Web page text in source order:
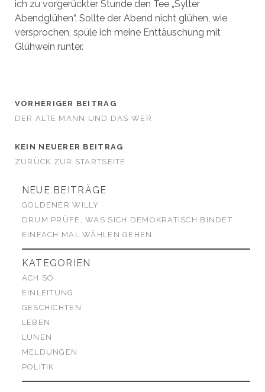
ich zu vorgerückter Stunde den Tee „Sylter
Abendglühen“. Sollte der Abend nicht glühen, wie
versprochen, spüle ich meine Enttäuschung mit
Glühwein runter.
VORHERIGER BEITRAG
DER ALTE MANN UND DAS WER
KEIN NEUERER BEITRAG
ZURÜCK ZUR STARTSEITE
NEUE BEITRÄGE
GOLDENER WILLY
DRUM PRÜFE, WAS SICH DEMOKRATISCH BINDET
EINFACH MAL WÄHLEN GEHEN
KATEGORIEN
ACH SO
EINLEITUNG
GESCHICHTEN
LEBEN
LÜNEN
MELDUNGEN
POLITIK